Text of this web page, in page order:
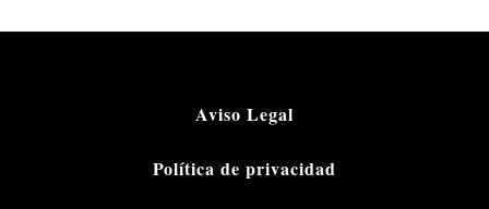
Aviso Legal
Política de privacidad